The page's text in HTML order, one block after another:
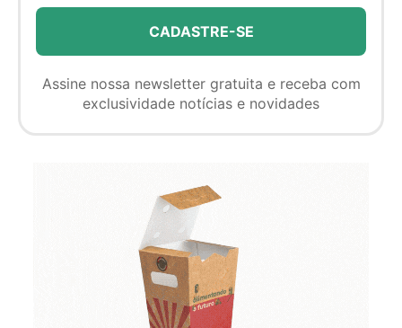
Assine nossa newsletter gratuita e receba com
exclusividade notícias e novidades